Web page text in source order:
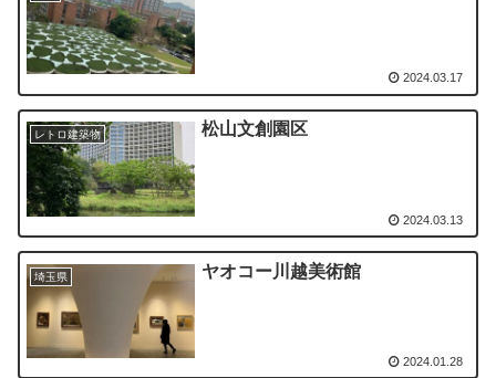
2024.03.17
レトロ建築物 松山文創園区
2024.03.13
埼玉県 ヤオコー川越美術館
2024.01.28